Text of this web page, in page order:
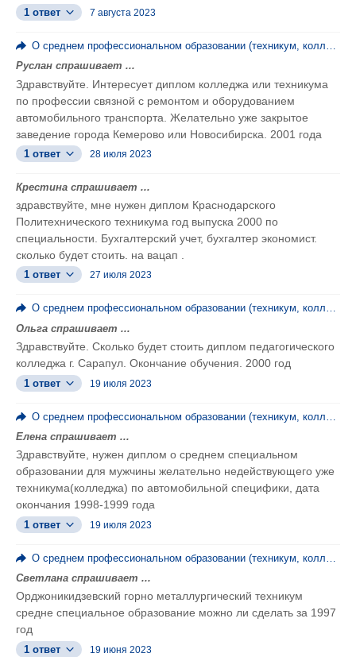
1 ответ 7 августа 2023
Руслан спрашивает ...
Здравствуйте. Интересует диплом колледжа или техникума
по профессии связной с ремонтом и оборудованием
автомобильного транспорта. Желательно уже закрытое
заведение города Кемерово или Новосибирска. 2001 года
1 ответ 28 июля 2023
Крестина спрашивает ...
здравствуйте, мне нужен диплом Краснодарского
Политехнического техникума год выпуска 2000 по
специальности. Бухгалтерский учет, бухгалтер экономист.
сколько будет стоить. на вацап .
1 ответ 27 июля 2023
О среднем профессиональном образовании (техникум, колледж, ПТУ)
Ольга спрашивает ...
Здравствуйте. Сколько будет стоить диплом педагогического
колледжа г. Сарапул. Окончание обучения. 2000 год
1 ответ 19 июля 2023
Елена спрашивает ...
Здравствуйте, нужен диплом о среднем специальном
образовании для мужчины желательно недействующего уже
техникума(колледжа) по автомобильной специфики, дата
окончания 1998-1999 года
1 ответ 19 июля 2023
Светлана спрашивает ...
Орджоникидзевский горно металлургический техникум
средне специальное образование можно ли сделать за 1997
год
1 ответ 19 июня 2023